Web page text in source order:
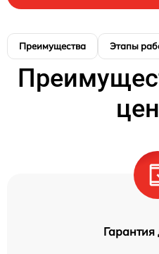
Преимущества Этапы
Гарантия